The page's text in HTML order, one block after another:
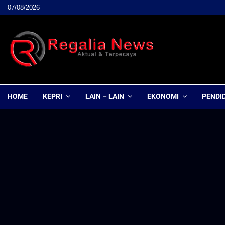
07/08/2026
HOME KEPRI LAIN – LAIN EKONOMI